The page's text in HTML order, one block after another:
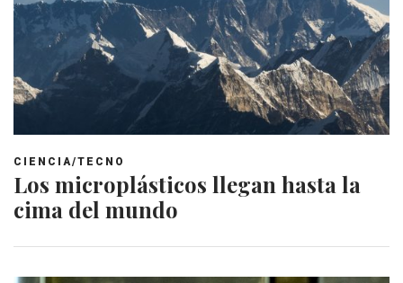
CIENCIA/TECNO
Los microplásticos llegan hasta la
cima del mundo